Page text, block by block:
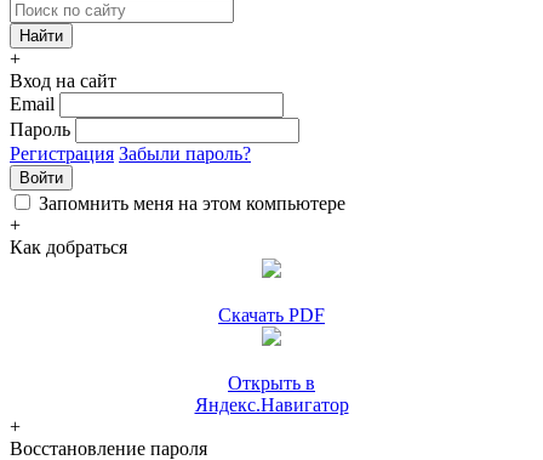
+
Вход на сайт
Email
Пароль
Регистрация Забыли пароль?
Войти
Запомнить меня на этом компьютере
+
Как добраться
Скачать PDF
Открыть в
Яндекс.Навигатор
+
Восстановление пароля